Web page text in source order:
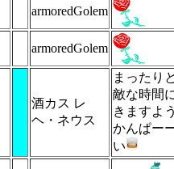
armoredGolem
armoredGolem
酒カス レ
ヘ・ネウス
まったり
敵な時間
きますよ
かんぱー
い